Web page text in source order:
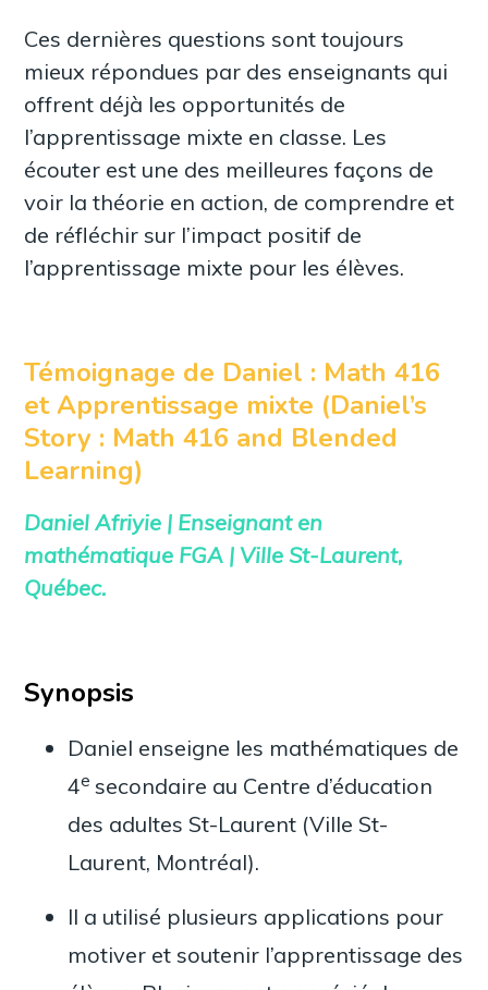
Ces dernières questions sont toujours
mieux répondues par des enseignants qui
offrent déjà les opportunités de
l’apprentissage mixte en classe. Les
écouter est une des meilleures façons de
voir la théorie en action, de comprendre et
de réfléchir sur l’impact positif de
l’apprentissage mixte pour les élèves.
Témoignage de Daniel : Math 416
et Apprentissage mixte (Daniel’s
Story : Math 416 and Blended
Learning)
Daniel Afriyie | Enseignant en
mathématique FGA | Ville St-Laurent,
Québec.
Synopsis
Daniel enseigne les mathématiques de
4e secondaire au Centre d’éducation
des adultes St-Laurent (Ville St-
Laurent, Montréal).
Il a utilisé plusieurs applications pour
motiver et soutenir l’apprentissage des